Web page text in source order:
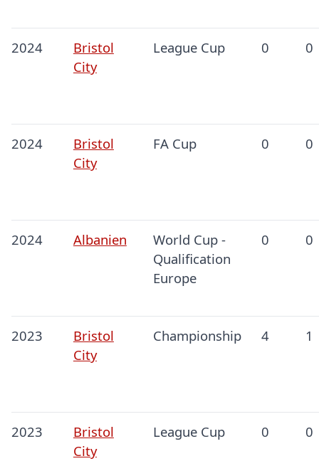
2024
Bristol
City
League Cup 0 0
2024
Bristol
City
FA Cup 0 0
2024 Albanien
World Cup -
Qualification
Europe
0 0
2023
Bristol
City
Championship 4 1
2023
Bristol
City
League Cup 0 0